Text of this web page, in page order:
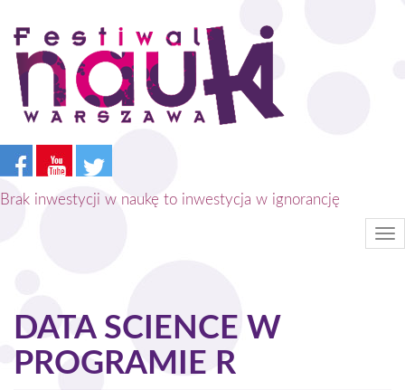
Przejdź
treści
Brak inwestycji w naukę to inwestycja w ignorancję
DATA SCIENCE W
PROGRAMIE R